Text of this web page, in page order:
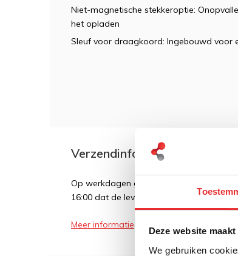
Deze website
We gebruiken
Niet-magnetische stekkeroptie:
het opladen
Sleuf voor draagkoord: Ingebouwd voor
Verzendinformatie
Op werkdagen geldt over het algemeen
16:00 dat de levering de volgende dag
Meer informatie